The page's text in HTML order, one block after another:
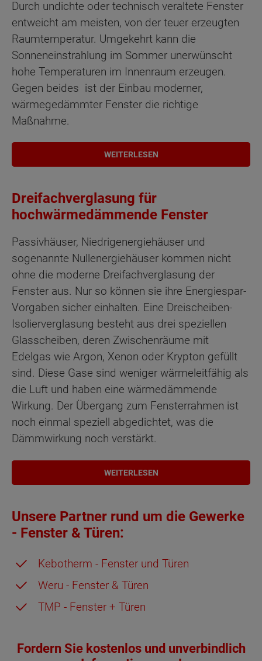
Durch undichte oder technisch veraltete Fenster
entweicht am meisten, von der teuer erzeugten
Raumtemperatur. Umgekehrt kann die
Sonneneinstrahlung im Sommer unerwünscht
hohe Temperaturen im Innenraum erzeugen.
Gegen beides ist der Einbau moderner,
wärmegedämmter Fenster die richtige
Maßnahme.
WEITERLESEN
Dreifachverglasung für
hochwärmedämmende Fenster
Passivhäuser, Niedrigenergiehäuser und
sogenannte Nullenergiehäuser kommen nicht
ohne die moderne Dreifachverglasung der
Fenster aus. Nur so können sie ihre Energiespar-
Vorgaben sicher einhalten. Eine Dreischeiben-
Isolierverglasung besteht aus drei speziellen
Glasscheiben, deren Zwischenräume mit
Edelgas wie Argon, Xenon oder Krypton gefüllt
sind. Diese Gase sind weniger wärmeleitfähig als
die Luft und haben eine wärmedämmende
Wirkung. Der Übergang zum Fensterrahmen ist
noch einmal speziell abgedichtet, was die
Dämmwirkung noch verstärkt.
WEITERLESEN
Unsere Partner rund um die Gewerke
- Fenster & Türen:
Kebotherm - Fenster und Türen
Weru - Fenster & Türen
TMP - Fenster + Türen
Fordern Sie kostenlos und unverbindlich